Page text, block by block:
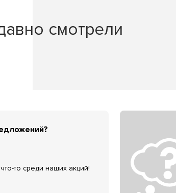
смотрели
то среди наших акций!